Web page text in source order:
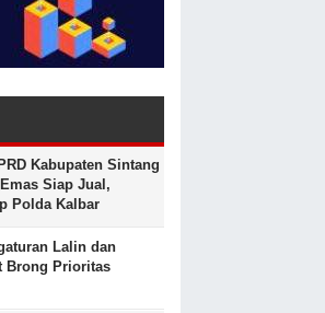
Kabupaten Sintang
Siap Jual,
Polda Kalbar
Lalin dan
Brong Prioritas